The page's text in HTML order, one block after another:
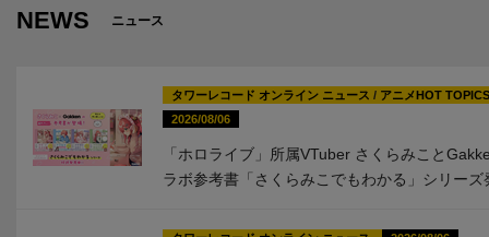
NEWS ニュース
タワーレコード オンライン ニュース / アニメHOT TOPICS
2026/08/06
「ホロライブ」所属VTuber さくらみこと
ラボ参考書「さくらみこでもわかる」シリーズ